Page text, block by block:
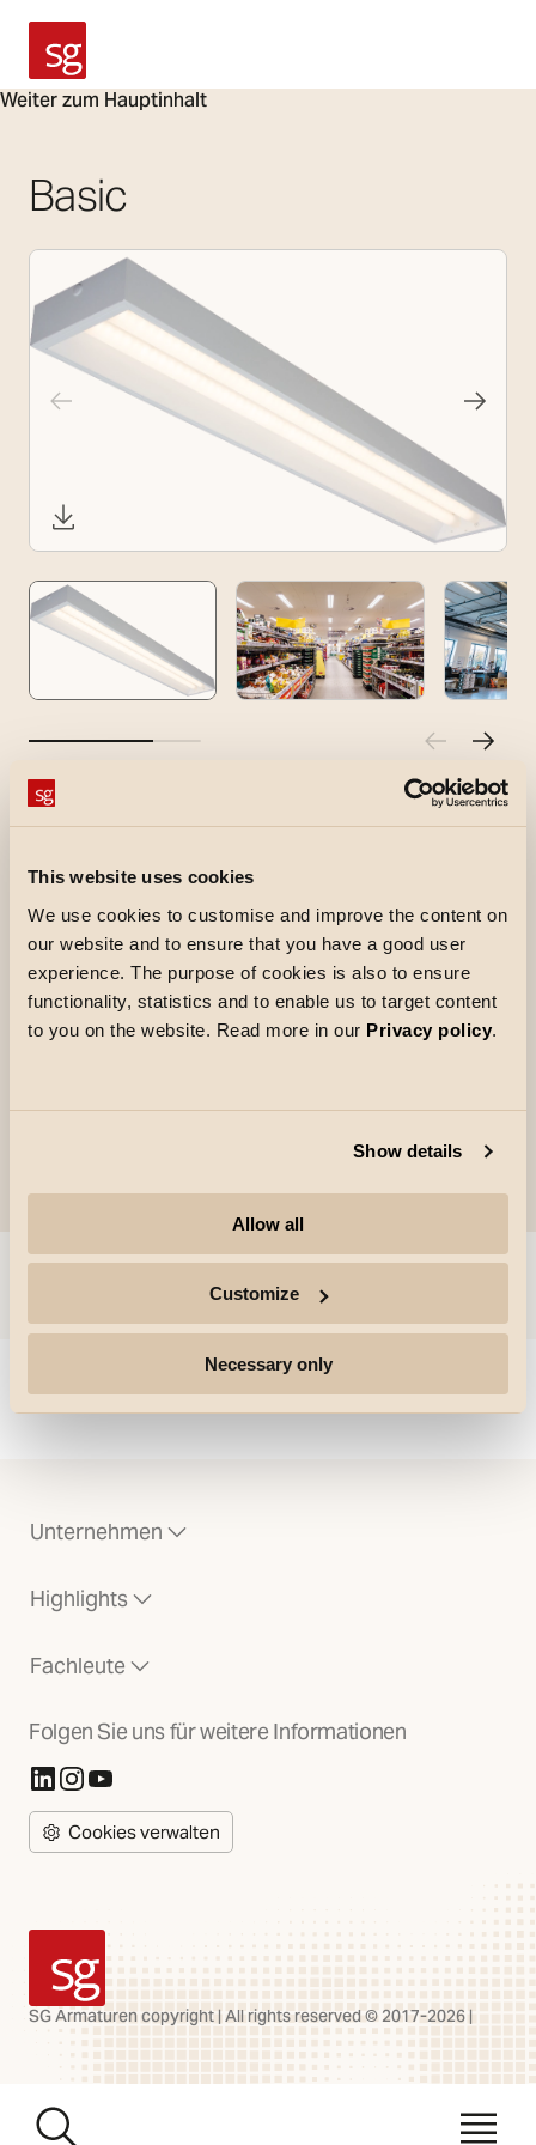
This website uses cookies
We use cookies to customise and improve the content on
our website and to ensure that you have a good user
experience. The purpose of cookies is also to ensure
functionality, statistics and to enable us to target content
to you on the website. Read more in our Privacy policy.
Show details
Allow all
Customize
Necessary only
Weiter zum Hauptinhalt
SG Armaturen
Basic
Basic
Deckenleuchte für den Einsatz in Fluren, Archiv-
und Lagerräumen sowie ähnlichen Bereichen.
Gehäuse aus lackiertem Stahl und Abschirmung
aus Acryl. Leistungsstarker LED-Chip mit sehr
hoher Lumenleistung.
Sprung zu
Could not load articles. Please refresh the page.
Unternehmen
Highlights
Fachleute
Folgen Sie uns für weitere Informationen
(Öffnet in neuer Registerkarte)
(Öffnet in neuer Registerkarte)
(Öffnet in neuer Registerkarte)
Cookies verwalten
SG Armaturen
SG Armaturen copyright | All rights reserved © 2017-2026 |